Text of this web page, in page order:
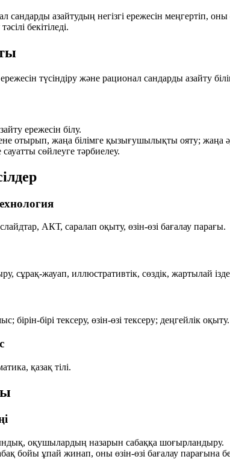
сандарды азайтудың негізгі ережесін меңгертіп,
бекітіледі.
түсіндіру және рационал сандарды азайту
ережесін білу.
отырып, жаңа білімге қызығушылықты ояту; жаңа
сөйлеуге тәрбиелеу.
АКТ, саралап оқыту, өзін-өзі бағалау парағы.
сұрақ-жауап, иллюстративтік, сөздік, жартылай
бірі тексеру, өзін-өзі тексеру; деңгейлік оқыту.
қазақ тілі.
оқушылардың назарын сабаққа шоғырландыру.
бойы ұпай жинап, оны өзін-өзі бағалау парағына